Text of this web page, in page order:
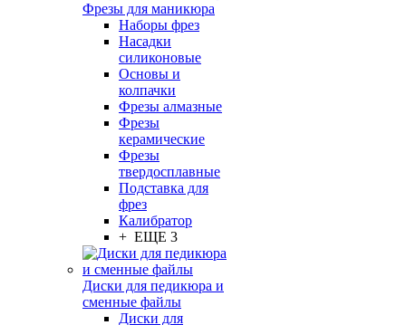
Фрезы для маникюра
Наборы фрез
Насадки
силиконовые
Основы и
колпачки
Фрезы алмазные
Фрезы
керамические
Фрезы
твердосплавные
Подставка для
фрез
Калибратор
+ ЕЩЕ 3
Диски для педикюра и
сменные файлы
Диски для